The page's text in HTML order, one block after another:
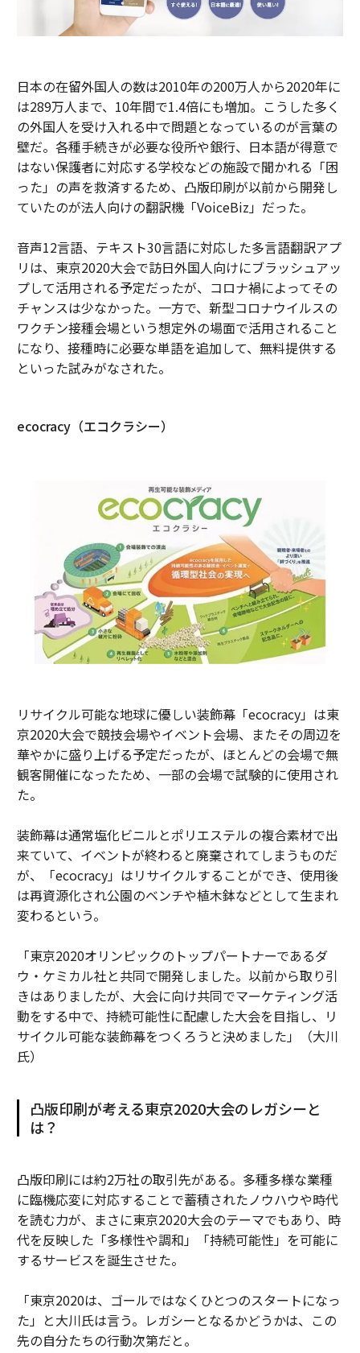
日本の在留外国人の数は2010年の200万人から2020年に
は289万人まで、10年間で1.4倍にも増加。こうした多く
の外国人を受け入れる中で問題となっているのが言葉の
壁だ。各種手続きが必要な役所や銀行、日本語が得意で
はない保護者に対応する学校などの施設で聞かれる「困
った」の声を救済するため、凸版印刷が以前から開発し
ていたのが法人向けの翻訳機「VoiceBiz」だった。
音声12言語、テキスト30言語に対応した多言語翻訳アプ
リは、東京2020大会で訪日外国人向けにブラッシュアッ
プして活用される予定だったが、コロナ禍によってその
チャンスは少なかった。一方で、新型コロナウイルスの
ワクチン接種会場という想定外の場面で活用されること
になり、接種時に必要な単語を追加して、無料提供する
といった試みがなされた。
ecocracy（エコクラシー）
リサイクル可能な地球に優しい装飾幕「ecocracy」は東
京2020大会で競技会場やイベント会場、またその周辺を
華やかに盛り上げる予定だったが、ほとんどの会場で無
観客開催になったため、一部の会場で試験的に使用され
た。
装飾幕は通常塩化ビニルとポリエステルの複合素材で出
来ていて、イベントが終わると廃棄されてしまうものだ
が、「ecocracy」はリサイクルすることができ、使用後
は再資源化され公園のベンチや植木鉢などとして生まれ
変わるという。
「東京2020オリンピックのトップパートナーであるダ
ウ・ケミカル社と共同で開発しました。以前から取り引
きはありましたが、大会に向け共同でマーケティング活
動をする中で、持続可能性に配慮した大会を目指し、リ
サイクル可能な装飾幕をつくろうと決めました」（大川
氏）
凸版印刷が考える東京2020大会のレガシーと
は？
凸版印刷には約2万社の取引先がある。多種多様な業種
に臨機応変に対応することで蓄積されたノウハウや時代
を読む力が、まさに東京2020大会のテーマでもあり、時
代を反映した「多様性や調和」「持続可能性」を可能に
するサービスを誕生させた。
「東京2020は、ゴールではなくひとつのスタートになっ
た」と大川氏は言う。レガシーとなるかどうかは、この
先の自分たちの行動次第だと。